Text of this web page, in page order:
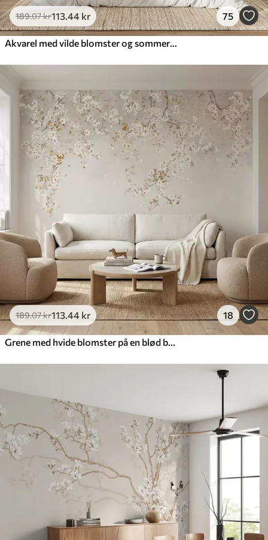
189.07kr113.44 kr 75
Akvarel med vilde blomster og sommerfugle
189.07kr113.44 kr 18
Grene med hvide blomster på en blød beige baggrund